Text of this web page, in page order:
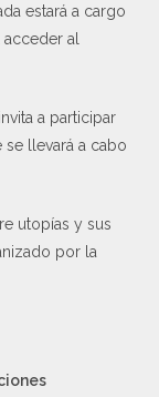
estará a cargo
acceder al
a participar
se llevará a cabo
utopías y sus
por la